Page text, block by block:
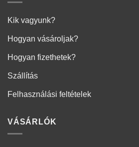
Kik vagyunk?
Hogyan vásároljak?
Hogyan fizethetek?
Szállítás
Felhasználási feltételek
VÁSÁRLÓK